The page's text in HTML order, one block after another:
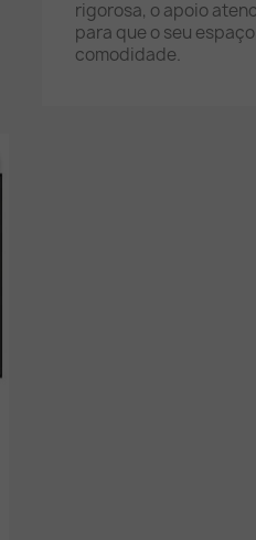
rigorosa, o apoio
para que o seu
comodidade.